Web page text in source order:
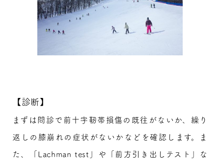
【診断】
まずは問診で前十字靭帯損傷の既往がないか、繰り
返しの膝崩れの症状がないかなどを確認します。ま
た、「Lachman test」や「前方引き出しテスト」な